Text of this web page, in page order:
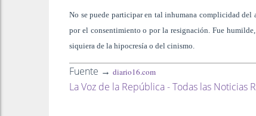
No se puede participar en tal inhumana complicidad
por el consentimiento o por la resignación. Fue
siquiera de la hipocresía o del cinismo.
Fuente → diario16.com
La Voz de la República - Todas las Noticias